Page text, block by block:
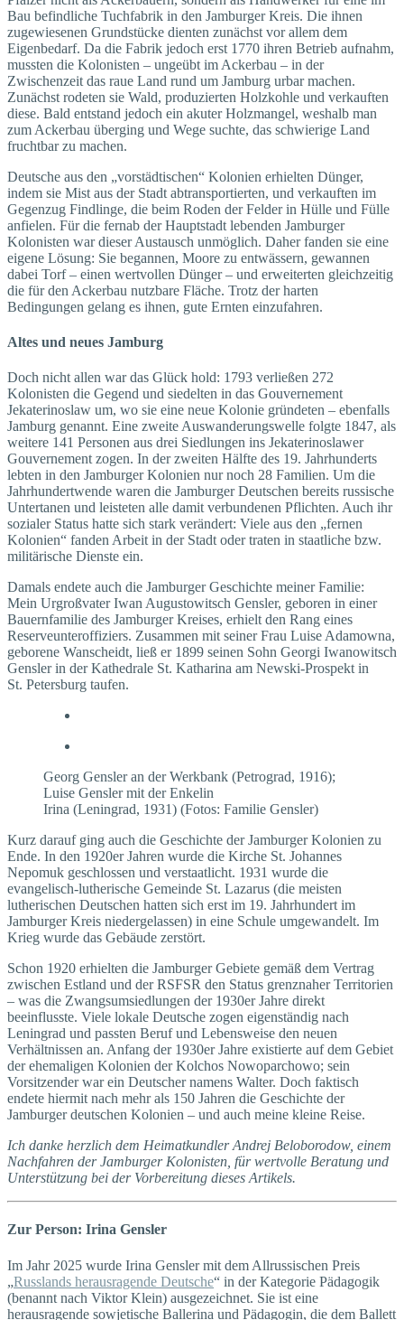
Bau befindliche Tuchfabrik in den Jamburger Kreis. Die ihnen
zugewiesenen Grundstücke dienten zunächst vor allem dem
Eigenbedarf. Da die Fabrik jedoch erst 1770 ihren Betrieb aufnahm,
mussten die Kolonisten – ungeübt im Ackerbau – in der
Zwischenzeit das raue Land rund um Jamburg urbar machen.
Zunächst rodeten sie Wald, produzierten Holzkohle und verkauften
diese. Bald entstand jedoch ein akuter Holzmangel, weshalb man
zum Ackerbau überging und Wege suchte, das schwierige Land
fruchtbar zu machen.
Deutsche aus den „vorstädtischen“ Kolonien erhielten Dünger,
indem sie Mist aus der Stadt abtransportierten, und verkauften im
Gegenzug Findlinge, die beim Roden der Felder in Hülle und Fülle
anfielen. Für die fernab der Hauptstadt lebenden Jamburger
Kolonisten war dieser Austausch unmöglich. Daher fanden sie eine
eigene Lösung: Sie begannen, Moore zu entwässern, gewannen
dabei Torf – einen wertvollen Dünger – und erweiterten gleichzeitig
die für den Ackerbau nutzbare Fläche. Trotz der harten
Bedingungen gelang es ihnen, gute Ernten einzufahren.
Altes und neues Jamburg
Doch nicht allen war das Glück hold: 1793 verließen 272
Kolonisten die Gegend und siedelten in das Gouvernement
Jekaterinoslaw um, wo sie eine neue Kolonie gründeten – ebenfalls
Jamburg genannt. Eine zweite Auswanderungswelle folgte 1847, als
weitere 141 Personen aus drei Siedlungen ins Jekaterinoslawer
Gouvernement zogen. In der zweiten Hälfte des 19. Jahrhunderts
lebten in den Jamburger Kolonien nur noch 28 Familien. Um die
Jahrhundertwende waren die Jamburger Deutschen bereits russische
Untertanen und leisteten alle damit verbundenen Pflichten. Auch ihr
sozialer Status hatte sich stark verändert: Viele aus den „fernen
Kolonien“ fanden Arbeit in der Stadt oder traten in staatliche bzw.
militärische Dienste ein.
Damals endete auch die Jamburger Geschichte meiner Familie:
Mein Urgroßvater Iwan Augustowitsch Gensler, geboren in einer
Bauernfamilie des Jamburger Kreises, erhielt den Rang eines
Reserveunteroffiziers. Zusammen mit seiner Frau Luise Adamowna,
geborene Wanscheidt, ließ er 1899 seinen Sohn Georgi Iwanowitsch
Gensler in der Kathedrale St. Ka­­tharina am Newski-Prospekt in
St. Petersburg taufen.
Georg Gensler an der Werkbank (Petrograd, 1916);
Luise Gensler mit der Enkelin
Irina (Leningrad, 1931) (Fotos: Familie Gensler)
Kurz darauf ging auch die Geschichte der Jamburger Kolonien zu
Ende. In den 1920er Jahren wurde die Kirche St. Johannes
Nepomuk geschlossen und verstaatlicht. 1931 wurde die
evangelisch-lutherische Gemeinde St. Lazarus (die meisten
lutherischen Deutschen hatten sich erst im 19. Jahrhundert im
Jamburger Kreis niedergelassen) in eine Schule umgewandelt. Im
Krieg wurde das Gebäude zerstört.
Schon 1920 erhielten die Jamburger Gebiete gemäß dem Vertrag
zwischen Estland und der RSFSR den Status grenznaher Territorien
– was die Zwangsumsiedlungen der 1930er Jahre direkt
beeinflusste. Viele lokale Deutsche zogen eigenständig nach
Leningrad und passten Beruf und Lebensweise den neuen
Verhältnissen an. Anfang der 1930er Jahre existierte auf dem Gebiet
der ehemaligen Kolonien der Kolchos Nowoparchowo; sein
Vorsitzender war ein Deutscher namens Walter. Doch faktisch
endete hiermit nach mehr als 150 Jahren die Geschichte der
Jamburger deutschen Kolonien – und auch meine kleine Reise.
Ich danke herzlich dem Heimatkundler Andrej Beloborodow, einem
Nachfahren der Jamburger Kolonisten, für wertvolle Beratung und
Unterstützung bei der Vorbereitung dieses Artikels.
Zur Person: Irina Gensler
Im Jahr 2025 wurde Irina Gensler mit dem Allrussischen Preis
„Russlands herausragende Deutsche“ in der Kategorie Pädagogik
(benannt nach Viktor Klein) ausgezeichnet. Sie ist eine
herausragende sowjetische Ballerina und Pädagogin, die dem Ballett